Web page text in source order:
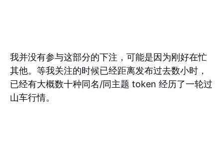
我并没有参与这部分的下注，可能是因为刚好在忙
其他。等我关注的时候已经距离发布过去数小时，
已经有大概数十种同名/同主题 token 经历了一轮过
山车行情。